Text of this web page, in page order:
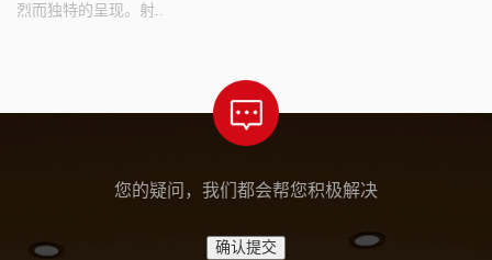
烈而独特的呈现。射..
您的疑问，我们都会帮您积极解决